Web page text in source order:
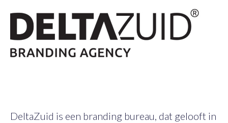
DeltaZuid is een branding bureau, dat gelooft in